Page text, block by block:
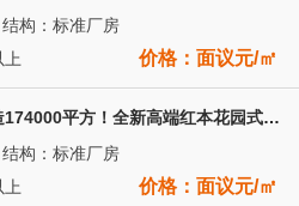
构：标准厂房
价格：面议元/㎡
政企联合打造174000平方！全新高端红本花园式产业园
构：标准厂房
价格：面议元/㎡